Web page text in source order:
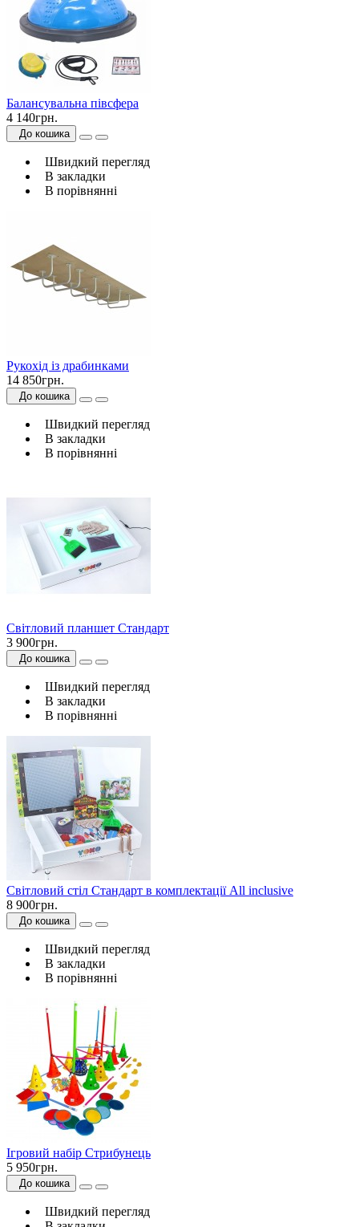
Балансувальна півсфера
4 140грн.
До кошика
Швидкий перегляд
В закладки
В порівнянні
Рукохід із драбинками
14 850грн.
До кошика
Швидкий перегляд
В закладки
В порівнянні
Світловий планшет Стандарт
3 900грн.
До кошика
Швидкий перегляд
В закладки
В порівнянні
Світловий стіл Стандарт в комплектації All inclusive
8 900грн.
До кошика
Швидкий перегляд
В закладки
В порівнянні
Ігровий набір Стрибунець
5 950грн.
До кошика
Швидкий перегляд